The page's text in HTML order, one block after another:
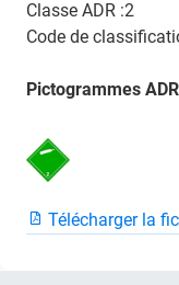
Classe ADR :2
Code de
Pictogrammes
Télécharger la